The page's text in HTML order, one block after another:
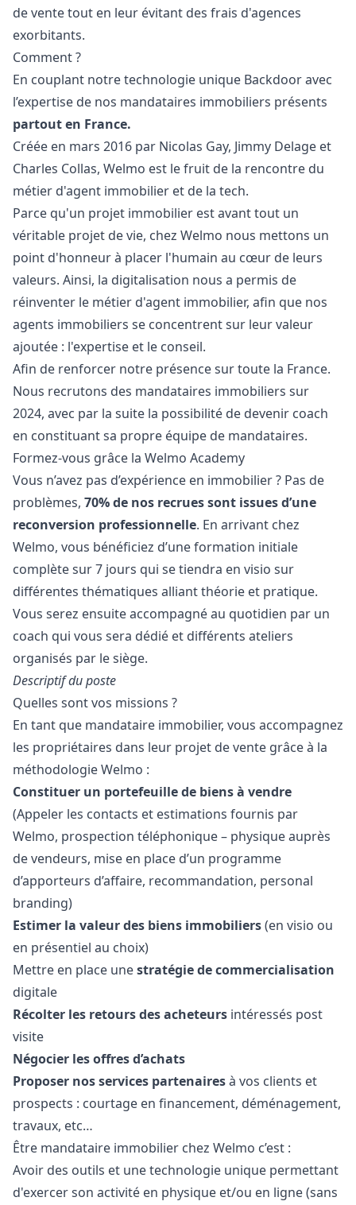
de vente tout en leur évitant des frais d'agences
exorbitants.
Comment ?
En couplant notre technologie unique Backdoor avec
l’expertise de nos mandataires immobiliers présents
partout en France.
Créée en mars 2016 par Nicolas Gay, Jimmy Delage et
Charles Collas, Welmo est le fruit de la rencontre du
métier d'agent immobilier et de la tech.
Parce qu'un projet immobilier est avant tout un
véritable projet de vie, chez Welmo nous mettons un
point d'honneur à placer l'humain au cœur de leurs
valeurs. Ainsi, la digitalisation nous a permis de
réinventer le métier d'agent immobilier, afin que nos
agents immobiliers se concentrent sur leur valeur
ajoutée : l'expertise et le conseil.
Afin de renforcer notre présence sur toute la France.
Nous recrutons des mandataires immobiliers sur
2024, avec par la suite la possibilité de devenir coach
en constituant sa propre équipe de mandataires.
Formez-vous grâce la Welmo Academy
Vous n’avez pas d’expérience en immobilier ? Pas de
problèmes, 70% de nos recrues sont issues d’une
reconversion professionnelle. En arrivant chez
Welmo, vous bénéficiez d’une formation initiale
complète sur 7 jours qui se tiendra en visio sur
différentes thématiques alliant théorie et pratique.
Vous serez ensuite accompagné au quotidien par un
coach qui vous sera dédié et différents ateliers
organisés par le siège.
Descriptif du poste
Quelles sont vos missions ?
En tant que mandataire immobilier, vous accompagnez
les propriétaires dans leur projet de vente grâce à la
méthodologie Welmo :
Constituer un portefeuille de biens à vendre
(Appeler les contacts et estimations fournis par
Welmo, prospection téléphonique – physique auprès
de vendeurs, mise en place d’un programme
d’apporteurs d’affaire, recommandation, personal
branding)
Estimer la valeur des biens immobiliers(en visio ou
en présentiel au choix)
Mettre en place unestratégie de commercialisation
digitale
Récolter les retours des acheteurs intéressés post
visite
Négocier les offres d’achats
Proposer nos services partenairesà vos clients et
prospects : courtage en financement, déménagement,
travaux, etc…
Être mandataire immobilier chez Welmo c’est :
Avoir des outils et une technologie unique permettant
d'exercer son activité en physique et/ou en ligne (sans